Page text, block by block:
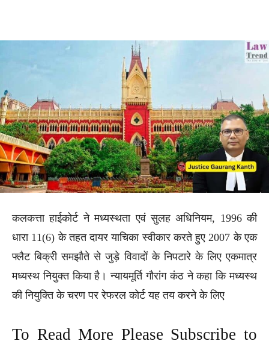
कलकत्ता हाईकोर्ट ने मध्यस्थता एवं सुलह अधिनियम, 1996 की
धारा 11(6) के तहत दायर याचिका स्वीकार करते हुए 2007 के एक
फ्लैट बिक्री समझौते से जुड़े विवादों के निपटारे के लिए एकमात्र
मध्यस्थ नियुक्त किया है। न्यायमूर्ति गौरांग कंठ ने कहा कि मध्यस्थ
की नियुक्ति के चरण पर रेफरल कोर्ट यह तय करने के लिए
To Read More Please Subscribe to